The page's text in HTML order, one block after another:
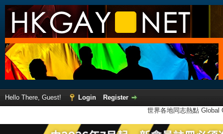
Hello There, Guest! Login
Register
世界各地同志熱點